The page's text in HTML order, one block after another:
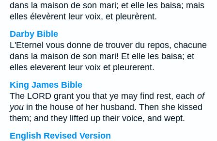
dans la maison de son mari; et elle les baisa; mais
elles élevèrent leur voix, et pleurèrent.
Darby Bible
L'Eternel vous donne de trouver du repos, chacune
dans la maison de son mari! Et elle les baisa; et
elles eleverent leur voix et pleurerent.
King James Bible
The LORD grant you that ye may find rest, each of
you in the house of her husband. Then she kissed
them; and they lifted up their voice, and wept.
English Revised Version